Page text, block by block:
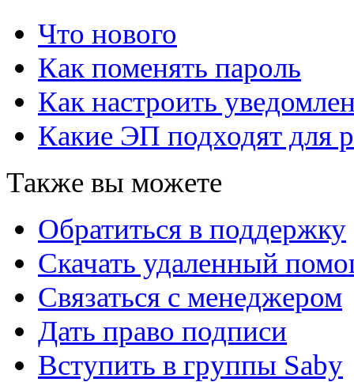
Что нового
Как поменять пароль
Как настроить
Какие ЭП подходят для
Также вы можете
Обратиться в поддержку
Скачать удаленный
Связаться с менеджером
Дать право подписи
Вступить в группы Saby